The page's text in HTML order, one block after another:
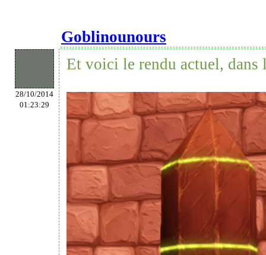
Goblinounours
28/10/2014
01:23:29
Et voici le rendu actuel,